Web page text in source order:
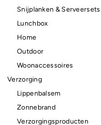
Snijplanken & Serveersets
Lunchbox
Home
Outdoor
Woonaccessoires
Verzorging
Lippenbalsem
Zonnebrand
Verzorgingsproducten